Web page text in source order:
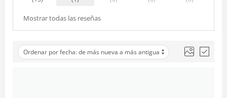
Mostrar todas las reseñas
Ordenar por fecha: de más nueva a más antigua